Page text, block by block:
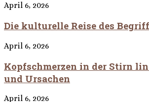
April 6, 2026
Die kulturelle Reise des
April 6, 2026
Kopfschmerzen in der Stirn
und Ursachen
April 6, 2026